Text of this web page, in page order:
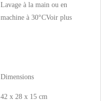
Lavage à la main ou en
machine à 30°CVoir plus
Dimensions
42 x 28 x 15 cm